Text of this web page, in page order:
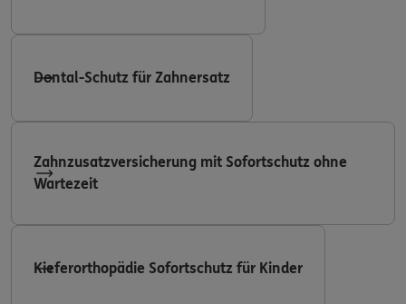
Dental-Schutz für Zahnersatz
Zahnzusatzversicherung mit Sofortschutz ohne
Wartezeit
Kieferorthopädie Sofortschutz für Kinder